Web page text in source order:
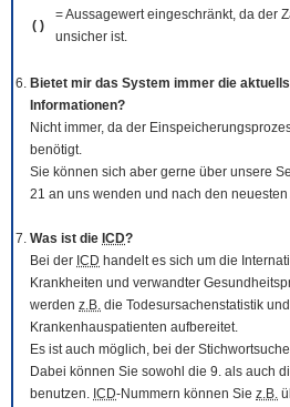
( )
= Aussagewert eingeschränkt, da der
unsicher ist.
Bietet mir das System immer die
Informationen?
Nicht immer, da der
benötigt.
Sie können sich aber gerne über unsere
21 an uns wenden und nach den
Was ist die ICD?
Bei der ICD handelt es sich um die
Krankheiten und verwandter
werden z.B. die Todesursachenstatistik
Krankenhauspatienten aufbereitet.
Es ist auch möglich, bei der Stichwortsuche
Dabei können Sie sowohl die 9. als auch
benutzen. ICD-Nummern können Sie z.B.